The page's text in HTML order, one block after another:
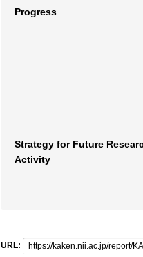
Progress
Strategy for Future
Activity
URL: